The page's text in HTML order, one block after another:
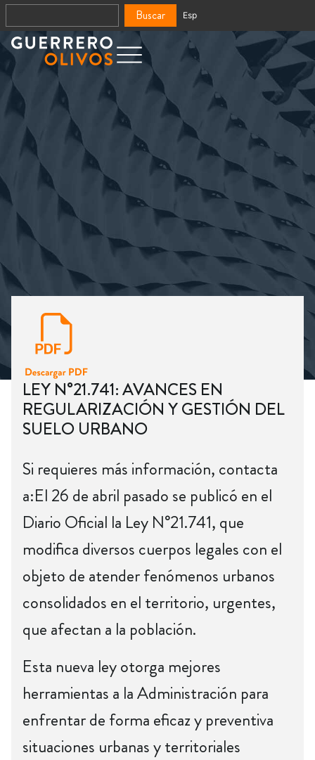
Buscar Esp
LEY N°21.741: AVANCES EN
REGULARIZACIÓN Y GESTIÓN DEL
SUELO URBANO
Si requieres más información, contacta
a:El 26 de abril pasado se publicó en el
Diario Oficial la Ley N°21.741, que
modifica diversos cuerpos legales con el
objeto de atender fenómenos urbanos
consolidados en el territorio, urgentes,
que afectan a la población.
Esta nueva ley otorga mejores
herramientas a la Administración para
enfrentar de forma eficaz y preventiva
situaciones urbanas y territoriales